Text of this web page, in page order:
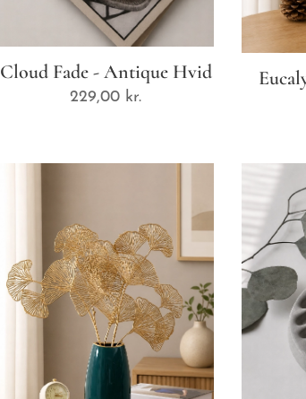
Cloud Fade - Antique Hvid
229,00 kr.